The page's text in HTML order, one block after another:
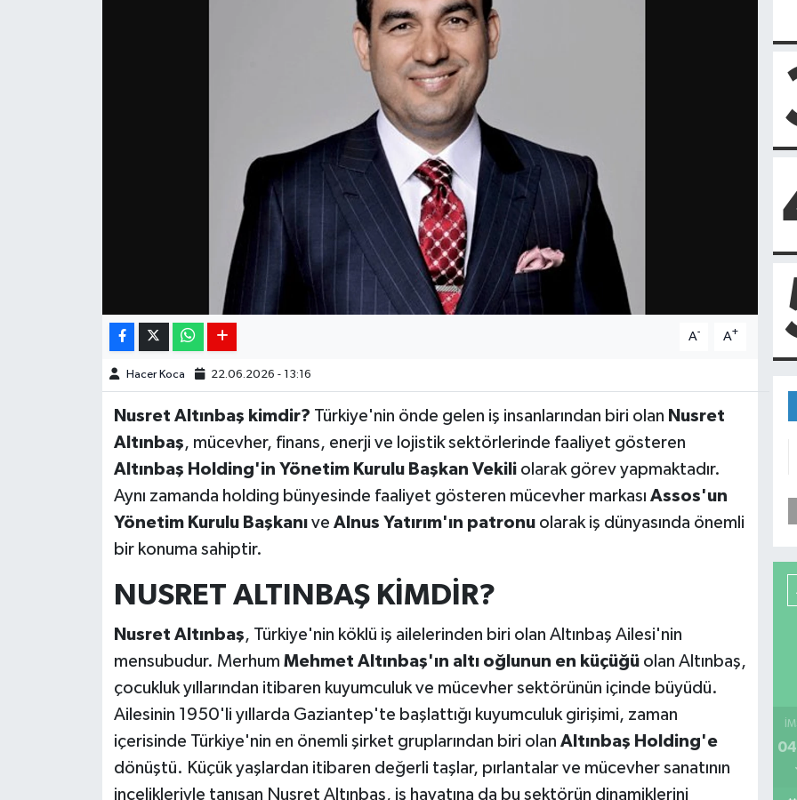
A- A+
Hacer Koca 22.06.2026 - 13:16
Nusret Altınbaş kimdir? Türkiye'nin önde gelen iş insanlarından biri olan Nusret
Altınbaş, mücevher, finans, enerji ve lojistik sektörlerinde faaliyet gösteren
Altınbaş Holding'in Yönetim Kurulu Başkan Vekiliolarak görev yapmaktadır.
Aynı zamanda holding bünyesinde faaliyet gösteren mücevher markası Assos'un
Yönetim Kurulu Başkanıve Alnus Yatırım'ın patronuolarak iş dünyasında önemli
bir konuma sahiptir.
NUSRET ALTINBAŞ KİMDİR?
Nusret Altınbaş, Türkiye'nin köklü iş ailelerinden biri olan Altınbaş Ailesi'nin
mensubudur. Merhum Mehmet Altınbaş'ın altı oğlunun en küçüğüolan Altınbaş,
çocukluk yıllarından itibaren kuyumculuk ve mücevher sektörünün içinde büyüdü.
Ailesinin 1950'li yıllarda Gaziantep'te başlattığı kuyumculuk girişimi, zaman
içerisinde Türkiye'nin en önemli şirket gruplarından biri olan Altınbaş Holding'e
dönüştü. Küçük yaşlardan itibaren değerli taşlar, pırlantalar ve mücevher sanatının
incelikleriyle tanışan Nusret Altınbaş, iş hayatına da bu sektörün dinamiklerini